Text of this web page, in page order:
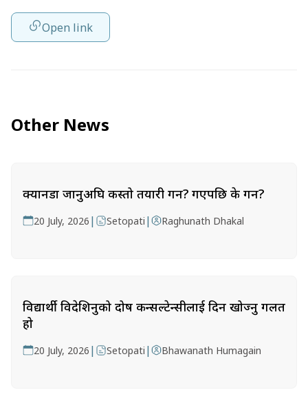
Open link
Other News
क्यानडा जानुअघि कस्तो तयारी गर्ने? गएपछि के गर्ने?
20 July, 2026 | Setopati | Raghunath Dhakal
विद्यार्थी विदेशिनुको दोष कन्सल्टेन्सीलाई दिन खोज्नु गलत
हो
20 July, 2026 | Setopati | Bhawanath Humagain